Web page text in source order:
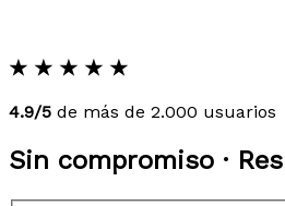
★ ★ ★ ★ ★
4.9/5 de más de 2.000 usuarios
Sin compromiso ·